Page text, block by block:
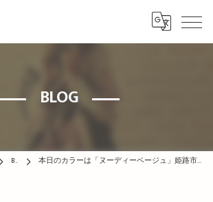
BLOG
BLOG 本日のカラーは「ヌーディーベージュ」姫路市の美容院BEREA(ベレア)はお客様のキレイを叶える美容室／ヘアサロン